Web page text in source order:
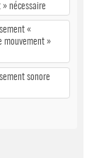
nécessaire
«
mouvement »
sonore